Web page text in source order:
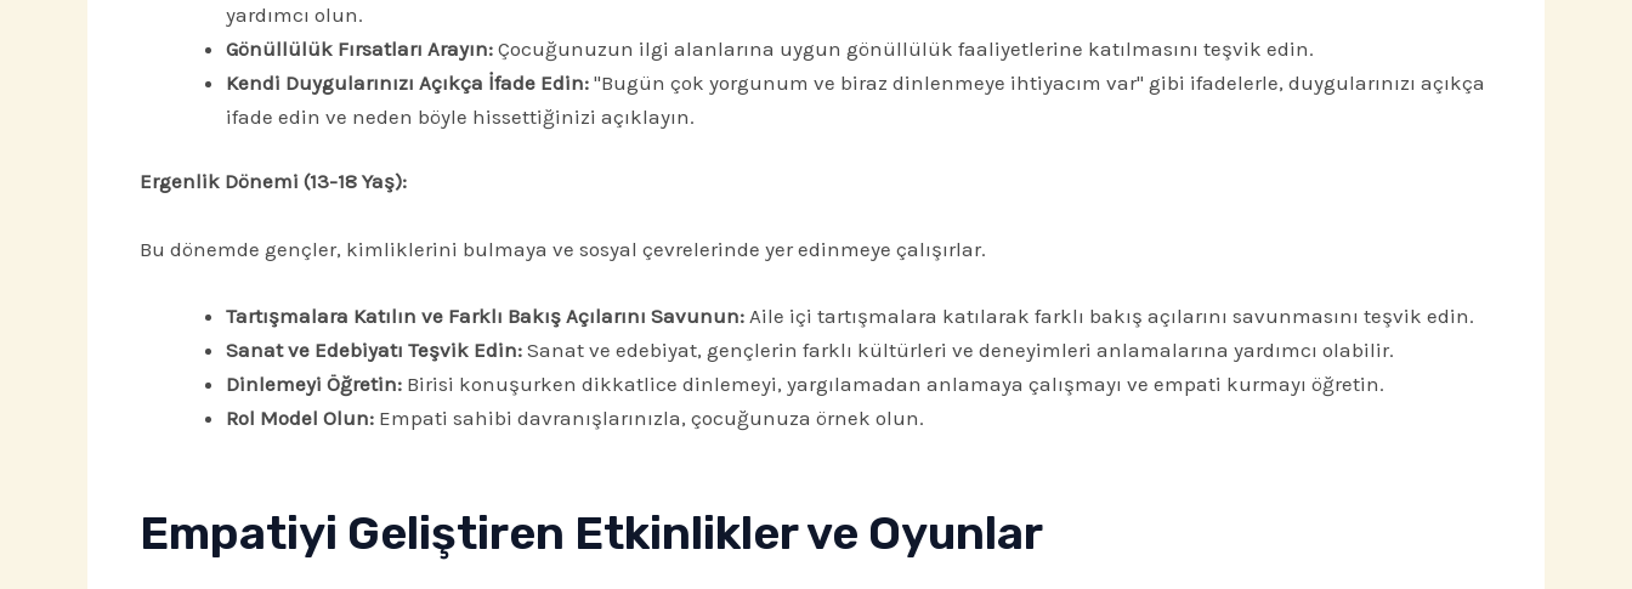
yardımcı olun.
Gönüllülük Fırsatları Arayın:Çocuğunuzun ilgi alanlarına uygun gönüllülük faaliyetlerine katılmasını teşvik edin.
Kendi Duygularınızı Açıkça İfade Edin:"Bugün çok yorgunum ve biraz dinlenmeye ihtiyacım var" gibi ifadelerle, duygularınızı açıkça
ifade edin ve neden böyle hissettiğinizi açıklayın.
Ergenlik Dönemi (13-18 Yaş):
Bu dönemde gençler, kimliklerini bulmaya ve sosyal çevrelerinde yer edinmeye çalışırlar.
Tartışmalara Katılın ve Farklı Bakış Açılarını Savunun:Aile içi tartışmalara katılarak farklı bakış açılarını savunmasını teşvik edin.
Sanat ve Edebiyatı Teşvik Edin:Sanat ve edebiyat, gençlerin farklı kültürleri ve deneyimleri anlamalarına yardımcı olabilir.
Dinlemeyi Öğretin:Birisi konuşurken dikkatlice dinlemeyi, yargılamadan anlamaya çalışmayı ve empati kurmayı öğretin.
Rol Model Olun:Empati sahibi davranışlarınızla, çocuğunuza örnek olun.
Empatiyi Geliştiren Etkinlikler ve Oyunlar